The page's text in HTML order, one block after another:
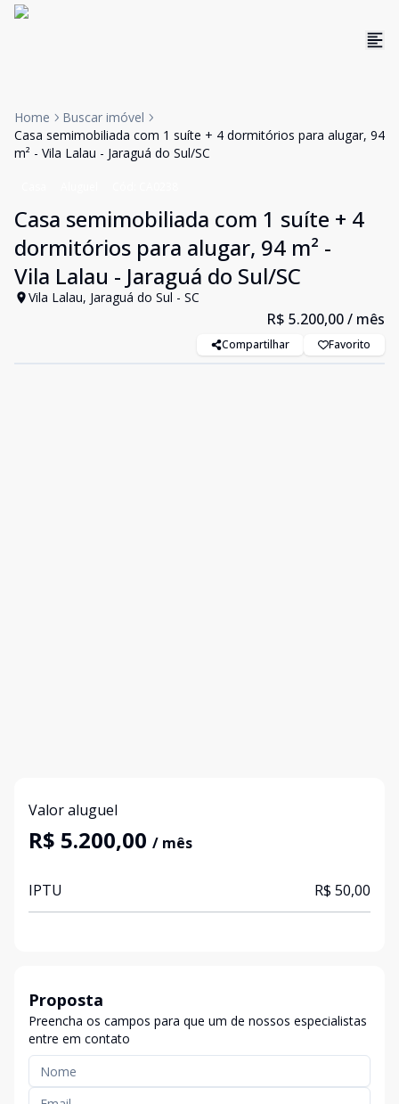
Home
Buscar imóvel
Casa semimobiliada com 1 suíte + 4 dormitórios para alugar, 94
m² - Vila Lalau - Jaraguá do Sul/SC
Casa semimobiliada com 1 suíte + 4
dormitórios para alugar, 94 m² -
Vila Lalau - Jaraguá do Sul/SC
Vila Lalau, Jaraguá do Sul - SC
R$ 5.200,00/ mês
Compartilhar Favorito
Valor aluguel
R$ 5.200,00 / mês
IPTU R$ 50,00
Proposta
Preencha os campos para que um de nossos especialistas
entre em contato